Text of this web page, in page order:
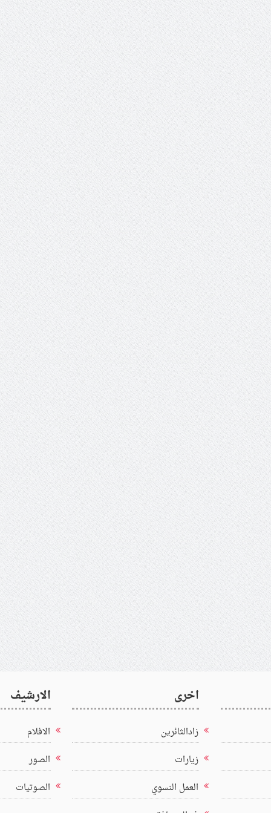
اخرى
زادالثائرين
زيارات
العمل النسوي
الارشيف
الافلام
الصور
الصوتيات